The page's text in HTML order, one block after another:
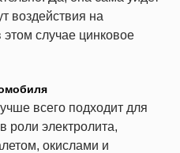
воздействия на
случае цинковое
всего подходит для
роли электролита,
окислами и